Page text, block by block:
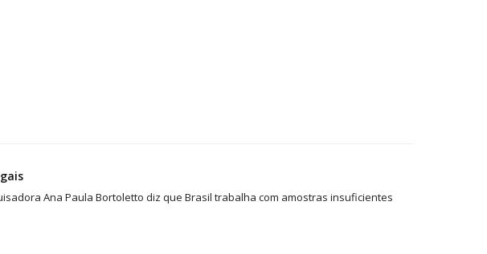
Ana Paula Bortoletto diz que Brasil trabalha com amostras insuficientes